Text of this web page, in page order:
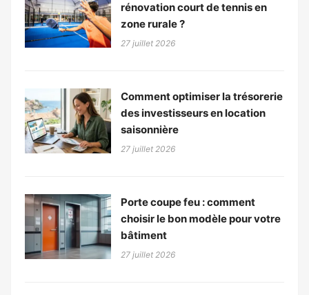
rénovation court de tennis en
zone rurale ?
27 juillet 2026
Comment optimiser la trésorerie
des investisseurs en location
saisonnière
27 juillet 2026
Porte coupe feu : comment
choisir le bon modèle pour votre
bâtiment
27 juillet 2026